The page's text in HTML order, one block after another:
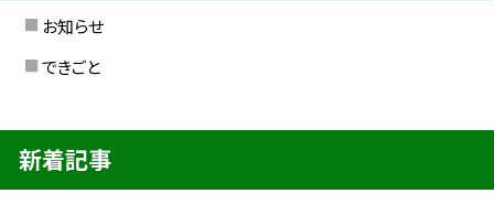
お知らせ
できごと
新着記事